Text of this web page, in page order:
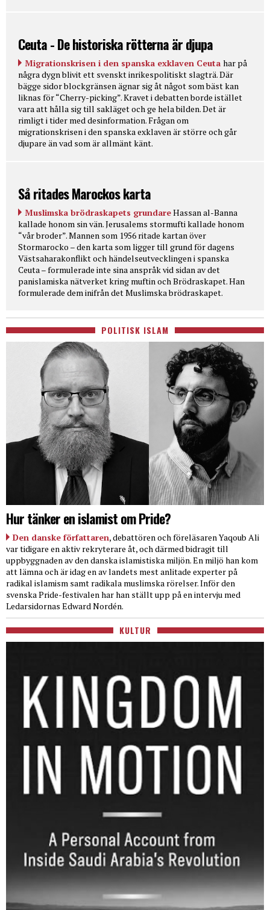
Ceuta - De historiska rötterna är djupa
Migrationskrisen i den spanska exklaven Ceuta har på
några dygn blivit ett svenskt inrikespolitiskt slagträ. Där
bägge sidor blockgränsen ägnar sig åt något som bäst kan
liknas för “Cherry-picking”. Kravet i debatten borde istället
vara att hålla sig till sakläget och ge hela bilden. Det är
rimligt i tider med desinformation. Frågan om
migrationskrisen i den spanska exklaven är större och går
djupare än vad som är allmänt känt.
Så ritades Marockos karta
Muslimska brödraskapets grundareHassan al-Banna
kallade honom sin vän. Jerusalems stormufti kallade honom
“vår broder”. Mannen som 1956 ritade kartan över
Stormarocko – den karta som ligger till grund för dagens
Västsaharakonflikt och händelseutvecklingen i spanska
Ceuta – formulerade inte sina anspråk vid sidan av det
panislamiska nätverket kring muftin och Brödraskapet. Han
formulerade dem inifrån det Muslimska brödraskapet.
POLITISK ISLAM
Hur tänker en islamist om Pride?
Den danske författaren, debattören och föreläsaren Yaqoub Ali
var tidigare en aktiv rekryterare åt, och därmed bidragit till
uppbyggnaden av den danska islamistiska miljön. En miljö han kom
att lämna och är idag en av landets mest anlitade experter på
radikal islamism samt radikala muslimska rörelser. Inför den
svenska Pride-festivalen har han ställt upp på en intervju med
Ledarsidornas Edward Nordén.
KULTUR